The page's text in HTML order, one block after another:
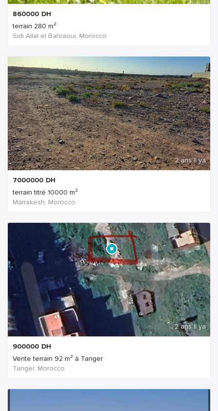
860000 DH
terrain 280 m²
Sidi Allal el Bahraoui, Morocco
2 ans Il ya
7000000 DH
terrain titré 10000 m²
Marrakesh, Morocco
2 ans Il ya
900000 DH
Vente terrain 92 m² à Tanger
Tanger, Morocco